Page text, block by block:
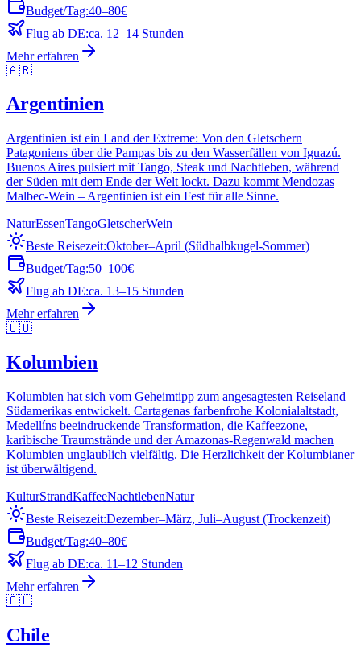
Budget/Tag:40–80€
Flug ab DE:ca. 12–14 Stunden
Mehr erfahren
🇦🇷
Argentinien
Argentinien ist ein Land der Extreme: Von den Gletschern
Patagoniens über die Pampas bis zu den Wasserfällen von Iguazú.
Buenos Aires pulsiert mit Tango, Steak und Nachtleben, während
der Süden mit dem Ende der Welt lockt. Dazu kommt Mendozas
Malbec-Wein – Argentinien ist ein Fest für alle Sinne.
NaturEssenTangoGletscherWein
Beste Reisezeit:Oktober–April (Südhalbkugel-Sommer)
Budget/Tag:50–100€
Flug ab DE:ca. 13–15 Stunden
Mehr erfahren
🇨🇴
Kolumbien
Kolumbien hat sich vom Geheimtipp zum angesagtesten Reiseland
Südamerikas entwickelt. Cartagenas farbenfrohe Kolonialaltstadt,
Medellíns beeindruckende Transformation, die Kaffeezone,
karibische Traumstrände und der Amazonas-Regenwald machen
Kolumbien unglaublich vielfältig. Die Herzlichkeit der Kolumbianer
ist überwältigend.
KulturStrandKaffeeNachtlebenNatur
Beste Reisezeit:Dezember–März, Juli–August (Trockenzeit)
Budget/Tag:40–80€
Flug ab DE:ca. 11–12 Stunden
Mehr erfahren
🇨🇱
Chile